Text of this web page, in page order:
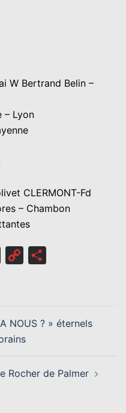
W Bertrand Belin –
– Lyon
CLERMONT-Fd
– Chambon
Email
Copy
NOUS ? » éternels
Rocher de Palmer